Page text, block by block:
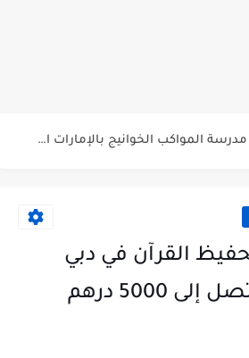
وظائف مدرسة المواكب الخوانيج بالإمارات العربية المتحدة للوافدين والمقيمين
وظائف شاغرة في مدرسة المعارف دبي للوافدين والمقيمين
القرآن في دبي
5000 درهم